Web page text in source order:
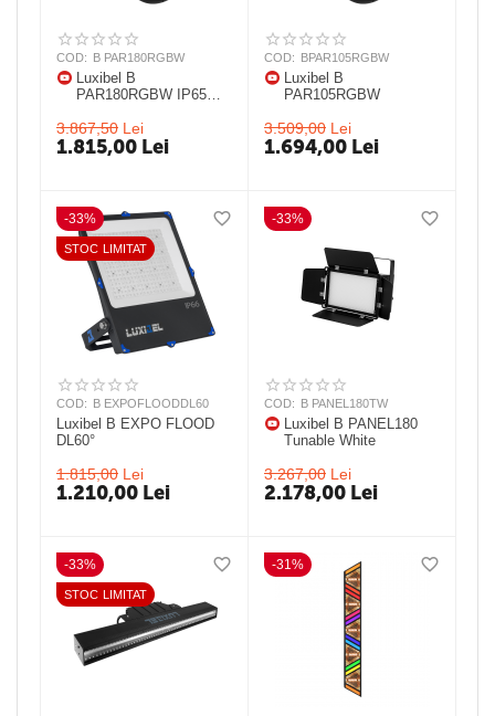
COD: B PAR180RGBW
Luxibel B
PAR180RGBW IP65
3.867,50 Lei
1.815,00 Lei
COD: BPAR105RGBW
Luxibel B
PAR105RGBW
3.509,00 Lei
1.694,00 Lei
-33%
STOC LIMITAT
COD: B EXPOFLOODDL60
Luxibel B EXPO FLOOD
DL60°
1.815,00 Lei
1.210,00 Lei
-33%
COD: B PANEL180TW
Luxibel B PANEL180
Tunable White
3.267,00 Lei
2.178,00 Lei
-33%
STOC LIMITAT
-31%